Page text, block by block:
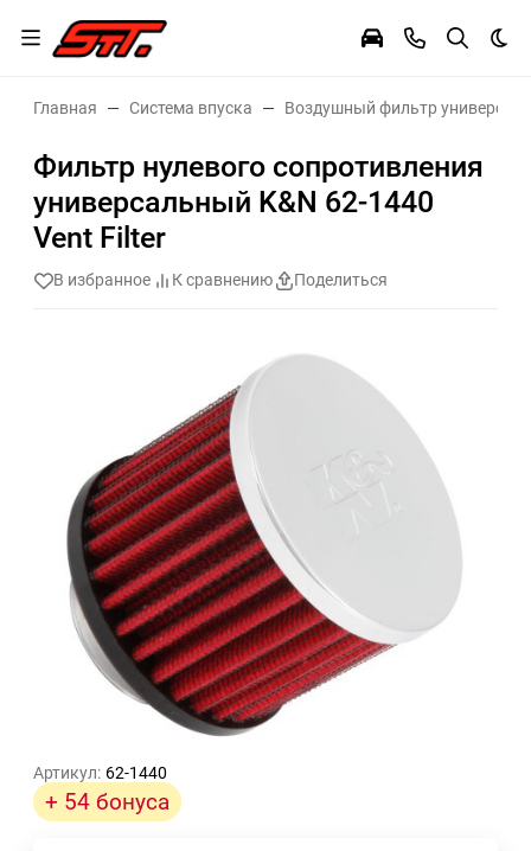
Главная Система впуска Воздушный фильтр
Фильтр нулевого сопротивления
универсальный K&N 62-1440
Vent Filter
В избранное К сравнению Поделиться
Артикул: 62-1440
+ 54 бонуса